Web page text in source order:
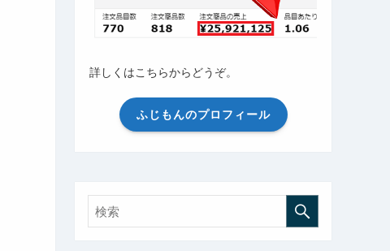
詳しくはこちらからどうぞ。
ふじもんのプロフィール